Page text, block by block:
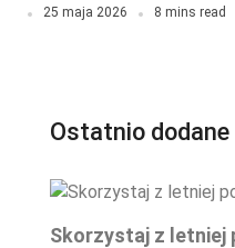
25 maja 2026 8 mins read
Ostatnio dodane
Skorzystaj z letniej